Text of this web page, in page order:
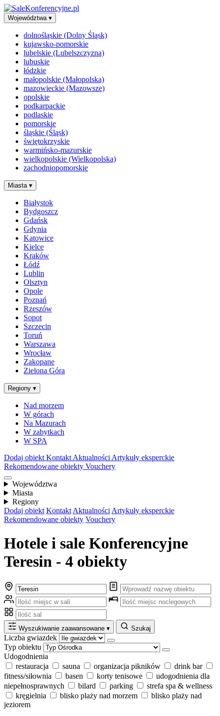
Województwa ▾
dolnośląskie (Dolny Śląsk)
kujawsko-pomorskie
lubelskie (Lubelszczyzna)
lubuskie
łódzkie
małopolskie (Małopolska)
mazowieckie (Mazowsze)
opolskie
podkarpackie
podlaskie
pomorskie
śląskie (Śląsk)
świętokrzyskie
warmińsko-mazurskie
wielkopolskie (Wielkopolska)
zachodniopomorskie
Miasta ▾
Białystok
Bydgoszcz
Gdańsk
Gdynia
Katowice
Kielce
Kraków
Łódź
Lublin
Olsztyn
Opole
Poznań
Rzeszów
Sopot
Szczecin
Toruń
Warszawa
Wrocław
Zakopane
Zielona Góra
Regiony ▾
Nad morzem
W górach
Na Mazurach
W zabytkach
W SPA
Dodaj obiekt Kontakt Aktualności Artykuły eksperckie
Rekomendowane obiekty Vouchery
Województwa
Miasta
Regiony
Dodaj obiekt Kontakt Aktualności Artykuły eksperckie
Rekomendowane obiekty Vouchery
Hotele i sale Konferencyjne
Teresin - 4 obiekty
Wyszukiwanie zaawansowane ▾ Szukaj
Liczba gwiazdek
Typ obiektu
Udogodnienia
restauracja
sauna organizacja pikników
drink bar
fitness/siłownia
basen korty tenisowe
udogodnienia dla
niepełnosprawnych
bilard parking
strefa spa & wellness
kręgielnia
blisko plaży nad morzem
blisko plaży nad
jeziorem